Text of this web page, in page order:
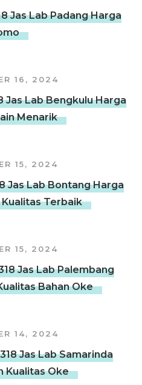
Jas Lab Padang Harga
16, 2024
Jas Lab Bengkulu Harga
Menarik
15, 2024
Jas Lab Bontang Harga
Terbaik
15, 2024
Jas Lab Palembang
Bahan Oke
14, 2024
Jas Lab Samarinda
Kualitas Oke